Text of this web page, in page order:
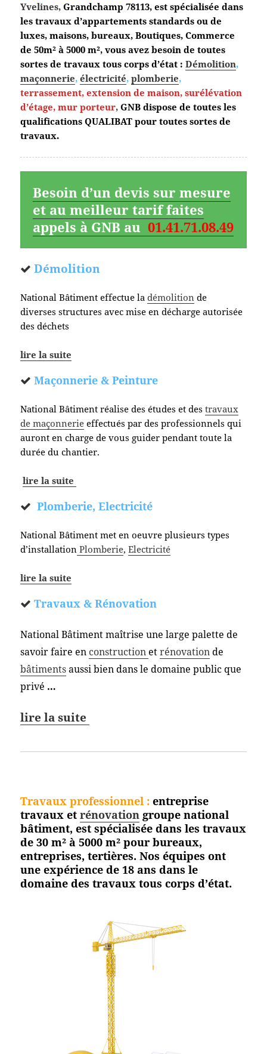
Yvelines,Grandchamp 78113, est spécialisée dans
les travaux d’appartements standards ou de
luxes, maisons, bureaux, Boutiques, Commerce
de 50m² à 5000 m², vous avez besoin de toutes
sortes de travaux tous corps d’état : Démolition,
maçonnerie,électricité,plomberie,
terrassement, extension de maison, surélévation
d’étage, mur porteur,GNB dispose de toutes les
qualifications QUALIBAT pour toutes sortes de
travaux.
Besoin d’un devis sur mesure
et au meilleur tarif faites
appels à GNB au01.41.71.08.49
Démolition
National Bâtiment effectue ladémolition de
diverses structures avec mise en décharge autorisée
des déchets
lire la suite
Maçonnerie & Peinture
National Bâtiment réalise des études et destravaux
de maçonnerie effectués par des professionnels qui
auront en charge de vous guider pendant toute la
durée du chantier.
lire la suite
Plomberie, Electricité
National Bâtiment met en oeuvre plusieurs types
d’installation Plomberie,Electricité
lire la suite
Travaux & Rénovation
National Bâtiment maîtrise une large palette de
savoir faire en construction etrénovationde
bâtimentsaussi bien dans le domaine public que
privé …
lire la suite
Travaux professionnel : entreprise
travaux etrénovation groupe national
bâtiment, est spécialisée dans les travaux
de 30 m² à 5000 m² pour bureaux,
entreprises, tertières. Nos équipes ont
une expérience de 18 ans dans le
domaine des travaux tous corps d’état.